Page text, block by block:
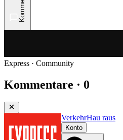
Express · Community
Kommentare · 0
VerkehrHau raus
Konto